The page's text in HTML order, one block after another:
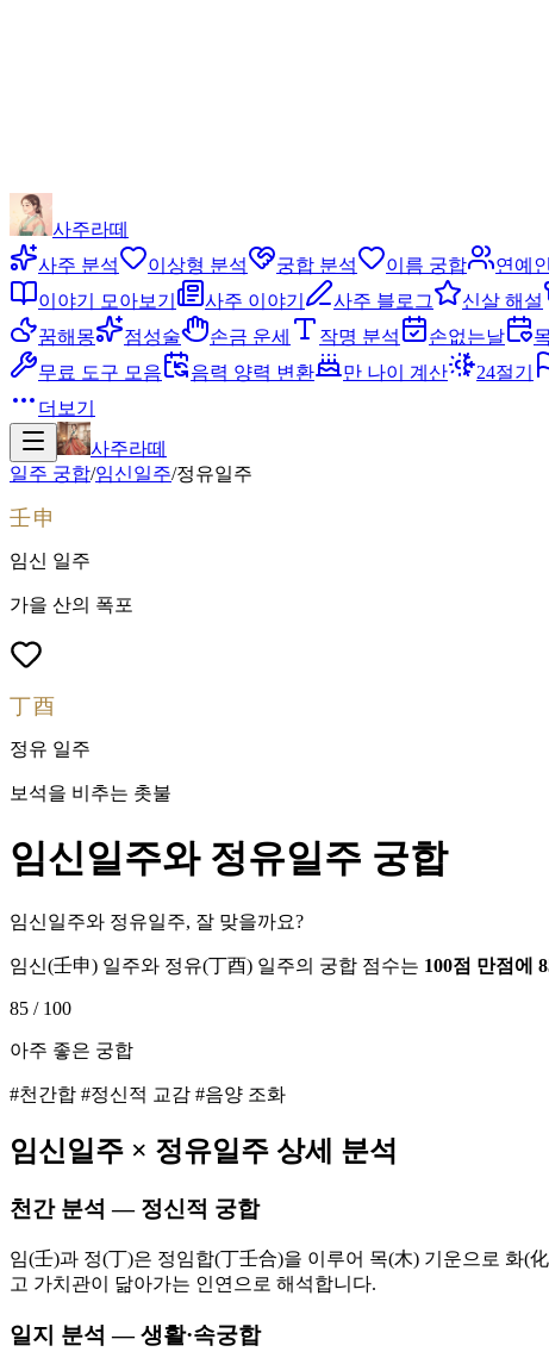
사주라떼
사주 분석
이상형 분석 궁합 분석 이름 궁합 연예
이야기 모아보기
사주 이야기 사주 블로그 신살 해설
꿈해몽
점성술 손금 운세 작명 분석 손없는날
무료 도구 모음
음력 양력 변환 만 나이 계산 24절기
더보기
사주라떼
일주 궁합/임신일주/정유일주
壬申
임신 일주
가을 산의 폭포
丁酉
정유 일주
보석을 비추는 촛불
임신일주와 정유일주 궁합
임신일주와 정유일주, 잘 맞을까요?
임신(壬申) 일주와 정유(丁酉) 일주의 궁합 점수는 100점 만점에
85 / 100
아주 좋은 궁합
#천간합 #정신적 교감 #음양 조화
임신일주 × 정유일주 상세 분석
천간 분석 — 정신적 궁합
임(壬)과 정(丁)은 정임합(丁壬合)을 이루어 목(木) 기운으로 화(
고 가치관이 닮아가는 인연으로 해석합니다.
일지 분석 — 생활·속궁합